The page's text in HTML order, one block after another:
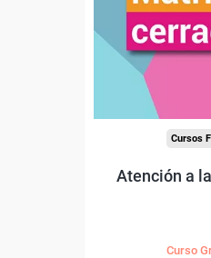
Cursos
Atención a
Curso